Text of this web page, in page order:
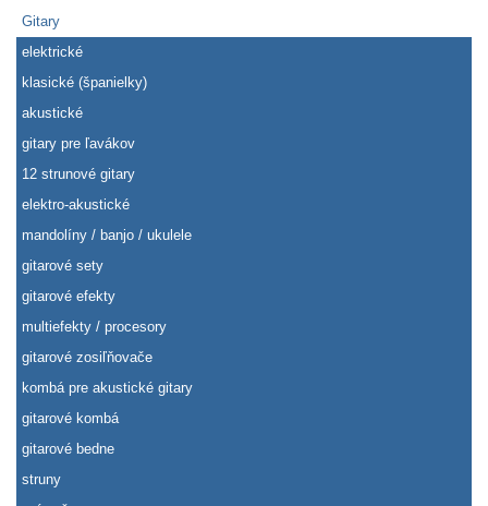
Gitary
elektrické
klasické (španielky)
akustické
gitary pre ľavákov
12 strunové gitary
elektro-akustické
mandolíny / banjo / ukulele
gitarové sety
gitarové efekty
multiefekty / procesory
gitarové zosiľňovače
kombá pre akustické gitary
gitarové kombá
gitarové bedne
struny